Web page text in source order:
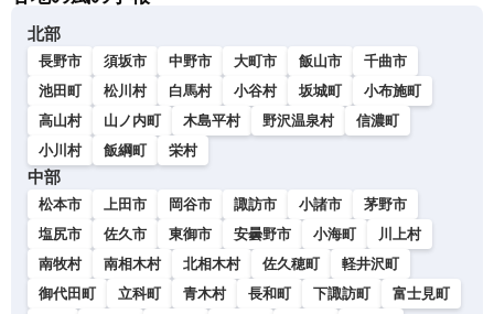
北部
長野市 須坂市 中野市 大町市 飯山市
千曲市
池田町
松川村 白馬村 小谷村 坂城町
小布施町
高山村
山ノ内町 木島平村 野沢温泉村
信濃町
小川村
飯綱町 栄村
中部
松本市 上田市 岡谷市 諏訪市 小諸市
茅野市
塩尻市
佐久市 東御市 安曇野市 小海町
川上村
南牧村
南相木村 北相木村 佐久穂町
軽井沢町
御代田町
立科町 青木村 長和町 下諏訪町
富士見町